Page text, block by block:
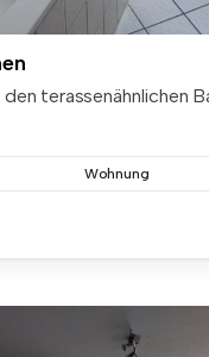
terassenähnlichen
Wohnung